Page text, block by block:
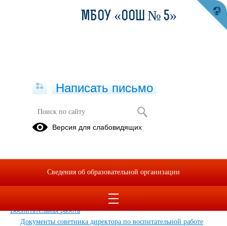
Карта сайта
Обращения граждан
Дополнительные сведения
Воспитательная работа
Документы советника директора по воспитательной работе
МБОУ «ООШ № 5»
Написать письмо
Версия для слабовидящих
Сведения об образовательной организации